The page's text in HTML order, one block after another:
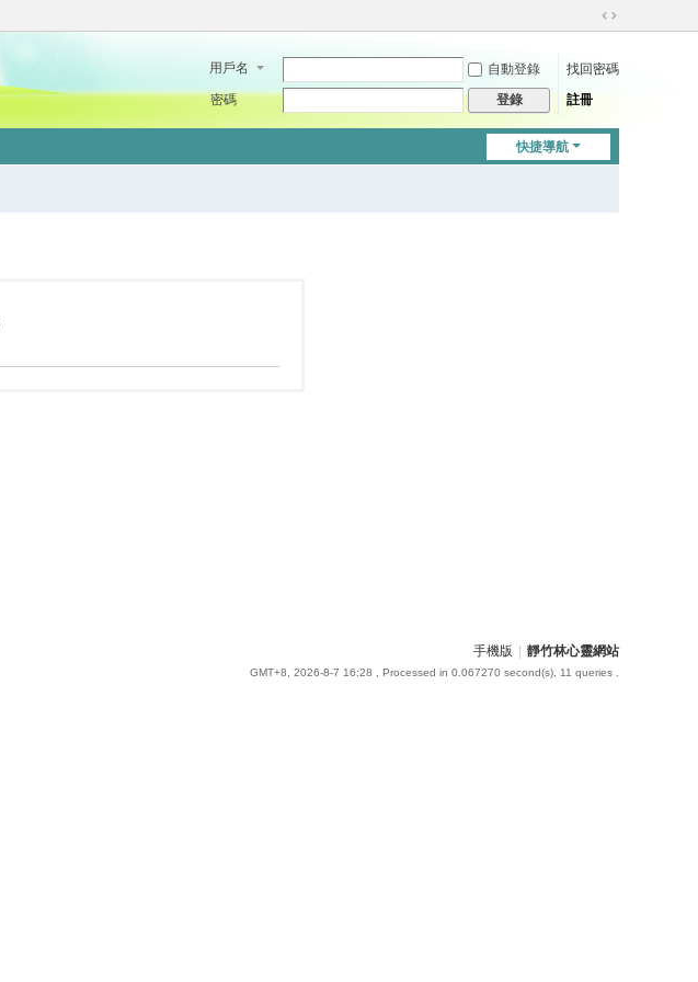
切
到
用戶名 自動登錄
找回密碼
密碼
登錄 註冊
快捷導航
手機版 靜竹林心靈網站
GMT+8, 2026-8-7 16:28 , Processed in 0.067270 second(s), 11 queries .